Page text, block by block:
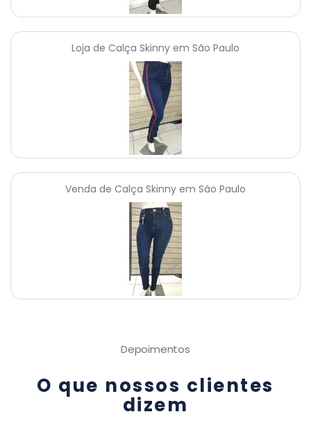
Loja de Calça Skinny em São Paulo
Venda de Calça Skinny em São Paulo
Depoimentos
O que nossos clientes
dizem